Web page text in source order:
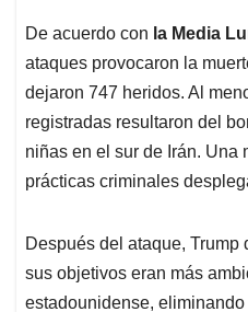
De acuerdo con la Media
ataques provocaron la
dejaron 747 heridos. Al
registradas resultaron del
niñas en el sur de Irán. Una
prácticas criminales
Después del ataque, Trump
sus objetivos eran más
estadounidense, eliminando